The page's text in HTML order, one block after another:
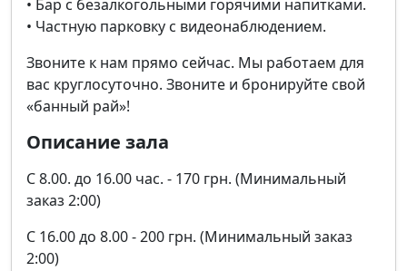
• Бар с безалкогольными горячими напитками.
• Частную парковку с видеонаблюдением.
Звоните к нам прямо сейчас. Мы работаем для
вас круглосуточно. Звоните и бронируйте свой
«банный рай»!
Описание зала
C 8.00. до 16.00 час. - 170 грн. (Минимальный
заказ 2:00)
C 16.00 до 8.00 - 200 грн. (Минимальный заказ
2:00)